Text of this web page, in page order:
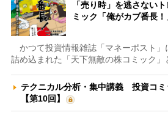
「売り時」を逃さない
ミック「俺がカブ番長！
かつて投資情報雑誌「マネーポスト」
詰め込まれた「天下無敵の株コミック」
テクニカル分析・集中講義 投資コミ
【第10回】